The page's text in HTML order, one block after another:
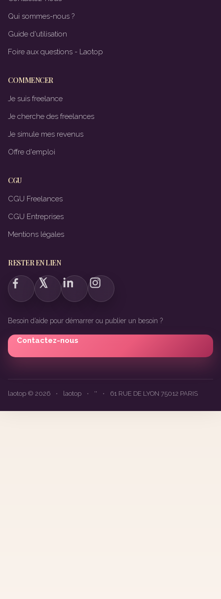
Qui sommes-nous ?
Guide d'utilisation
Foire aux questions - Laotop
COMMENCER
Je suis freelance
Je cherche des freelances
Je simule mes revenus
Offre d'emploi
CGU
CGU Freelances
CGU Entreprises
Mentions légales
RESTER EN LIEN
Besoin d’aide pour démarrer ou publier un besoin ?
Contactez-nous
laotop © 2026 • laotop • '' • 61 RUE DE LYON 75012 PARIS